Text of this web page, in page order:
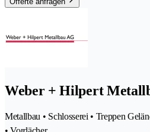
Weber + Hilpert
Metallbau • Schlosserei • Treppen